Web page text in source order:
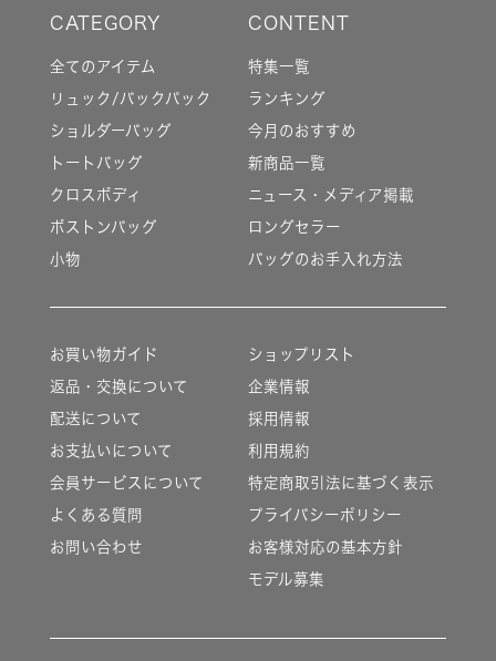
全てのアイテム
リュック/バックパック
ショルダーバッグ
トートバッグ
クロスボディ
ボストンバッグ
小物
特集一覧
ランキング
今月のおすすめ
新商品一覧
ニュース・メディア掲載
ロングセラー
バッグのお手入れ方法
お買い物ガイド
返品・交換について
配送について
お支払いについて
会員サービスについて
よくある質問
お問い合わせ
ショップリスト
企業情報
採用情報
利用規約
特定商取引法に基づく表示
プライバシーポリシー
お客様対応の基本方針
モデル募集